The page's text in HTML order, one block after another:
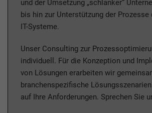
und der Umsetzung „schlanker“
bis hin zur Unterstützung der Prozesse
IT-Systeme.
Unser Consulting zur
individuell. Für die Konzeption und
von Lösungen erarbeiten wir
branchenspezifische
auf Ihre Anforderungen. Sprechen Sie